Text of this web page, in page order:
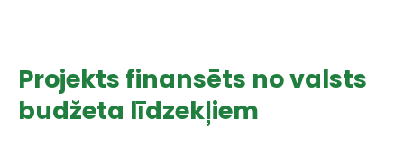
Projekts finansēts no valsts
budžeta līdzekļiem